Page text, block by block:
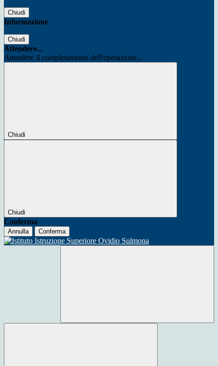
Chiudi
Informazione
Chiudi
Attendere...
Attendere il completamento dell'operazione...
Chiudi
Chiudi
Conferma
Annulla Conferma